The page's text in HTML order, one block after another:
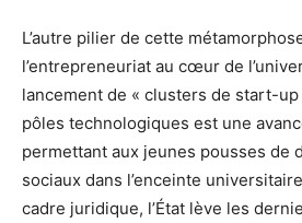
L’autre pilier de cette
l’entrepreneuriat au cœur de
lancement de « clusters de start-up
pôles technologiques est une
permettant aux jeunes pousses de
sociaux dans l’enceinte
cadre juridique, l’État lève les